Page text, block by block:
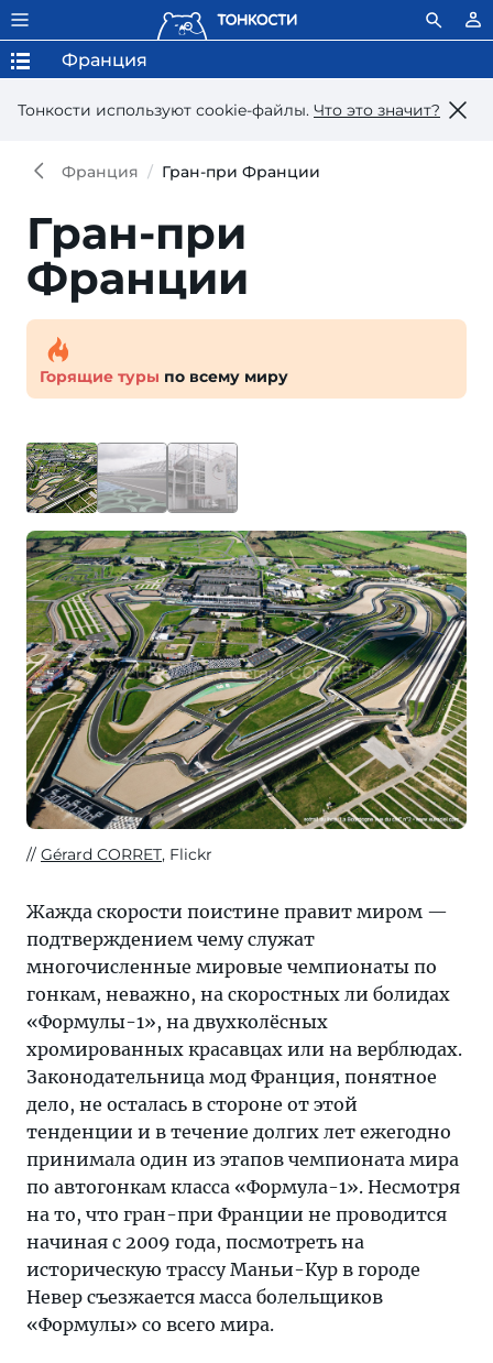
Тонкости используют сookie-файлы. Что это значит?
Франция
Франция Гран-при Франции
Гран-при
Франции
Горящие туры по всему миру
Gérard CORRET, Flickr
Жажда скорости поистине правит миром —
подтверждением чему служат
многочисленные мировые чемпионаты по
гонкам, неважно, на скоростных ли болидах
«Формулы-1», на двухколёсных
хромированных красавцах или на верблюдах.
Законодательница мод Франция, понятное
дело, не осталась в стороне от этой
тенденции и в течение долгих лет ежегодно
принимала один из этапов чемпионата мира
по автогонкам класса «Формула-1». Несмотря
на то, что гран-при Франции не проводится
начиная с 2009 года, посмотреть на
историческую трассу Маньи-Кур в городе
Невер съезжается масса болельщиков
«Формулы» со всего мира.